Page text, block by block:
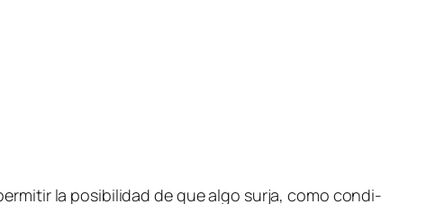
la po­si­bi­li­dad de que al­go sur­ja, co­mo con­di­